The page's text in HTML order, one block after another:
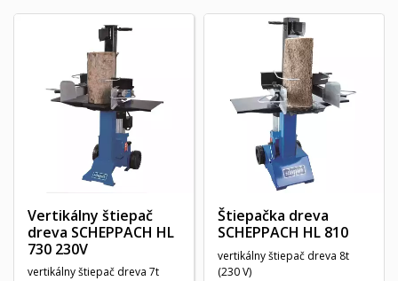
Vertikálny štiepač
dreva SCHEPPACH HL
730 230V
vertikálny štiepač dreva 7t
Štiepačka dreva
SCHEPPACH HL 810
vertikálny štiepač dreva 8t
(230 V)